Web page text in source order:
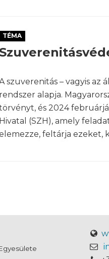
TÉMA
szuverenitás – vagyis
rendszer alapja.
és 2024
Hivatal (SZH), amely
feltárja ezeket,